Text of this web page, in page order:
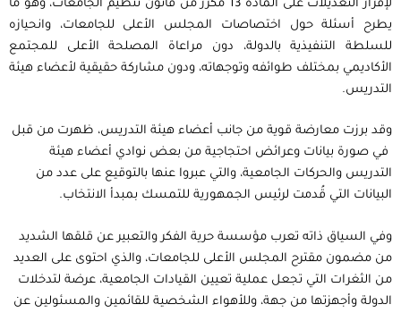
لإقرار التعديلات على المادة 13 مكرر من قانون تنظيم الجامعات، وهو ما
يطرح أسئلة حول اختصاصات المجلس الأعلى للجامعات، وانحيازه
للسلطة التنفيذية بالدولة، دون مراعاة المصلحة الأعلى للمجتمع
الأكاديمي بمختلف طوائفه وتوجهاته، ودون مشاركة حقيقية لأعضاء هيئة
التدريس.
وقد برزت معارضة قوية من جانب أعضاء هيئة التدريس، ظهرت من قبل
في صورة بيانات وعرائض احتجاجية من بعض نوادي أعضاء هيئة
التدريس والحركات الجامعية، والتي عبروا عنها بالتوقيع على عدد من
البيانات التي قُدمت لرئيس الجمهورية للتمسك بمبدأ الانتخاب.
وفي السياق ذاته تعرب مؤسسة حرية الفكر والتعبير عن قلقها الشديد
من مضمون مقترح المجلس الأعلى للجامعات، والذي احتوى على العديد
من الثغرات التي تجعل عملية تعيين القيادات الجامعية، عرضة لتدخلات
الدولة وأجهزتها من جهة، وللأهواء الشخصية للقائمين والمسئولين عن